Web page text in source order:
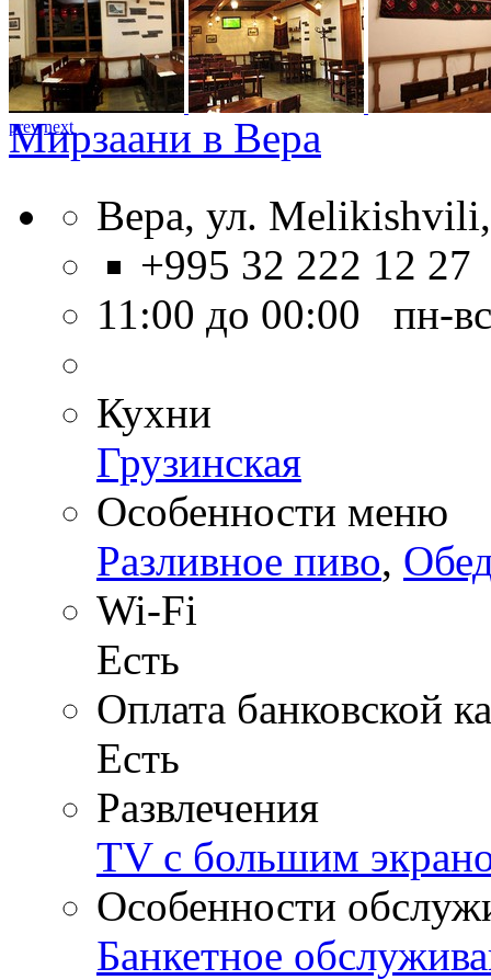
prev next
Мирзаани в Вера
Вера, ул.
+995 32 222 12 27
11:00 до 00:00 пн-вс
Кухни
Грузинская
Особенности меню
Разливное пиво,
Wi-Fi
Есть
Оплата банковской
Есть
Развлечения
TV с большим
Особенности
Банкетное